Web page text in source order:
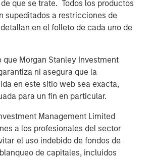
que se trate. Todos los productos
supeditados a restricciones de
en el folleto de cada uno de
que Morgan Stanley Investment
ni asegura que la
en este sitio web sea exacta,
para un fin en particular.
Management Limited
a los profesionales del sector
el uso indebido de fondos de
de capitales, incluidos
debt. Credit spreads tightened
corporate segments.
Tightens Amid Strong Demand
by 5 bps, reversing August’s
and consumer non-cyclicals led
surged, highlighted by a record $55B
Electronic Arts.2Technicals
Ride Risk-On Sentiment
IG, supported by firm demand
Convertibles rallied with equities,